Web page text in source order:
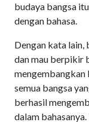
budaya bangsa
dengan bahasa.
Dengan kata lain,
dan mau berpikir
mengembangkan
semua bangsa
berhasil
dalam